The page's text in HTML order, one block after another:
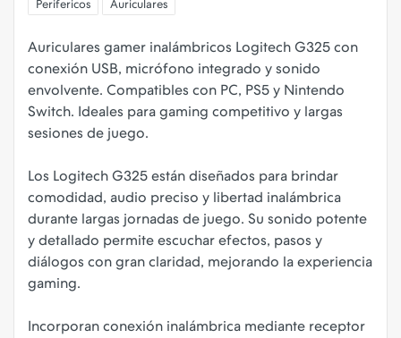
Perifericos Auriculares
Auriculares gamer inalámbricos Logitech G325 con
conexión USB, micrófono integrado y sonido
envolvente. Compatibles con PC, PS5 y Nintendo
Switch. Ideales para gaming competitivo y largas
sesiones de juego.
Los Logitech G325 están diseñados para brindar
comodidad, audio preciso y libertad inalámbrica
durante largas jornadas de juego. Su sonido potente
y detallado permite escuchar efectos, pasos y
diálogos con gran claridad, mejorando la experiencia
gaming.
Incorporan conexión inalámbrica mediante receptor